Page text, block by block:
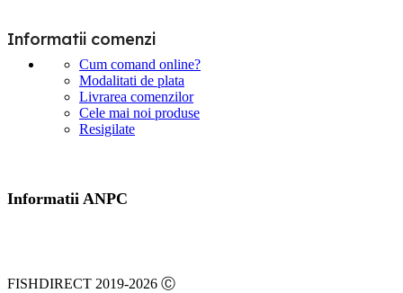
Informatii comenzi
Cum comand online?
Modalitati de plata
Livrarea comenzilor
Cele mai noi produse
Resigilate
Informatii ANPC
FISHDIRECT 2019-2026 Ⓒ